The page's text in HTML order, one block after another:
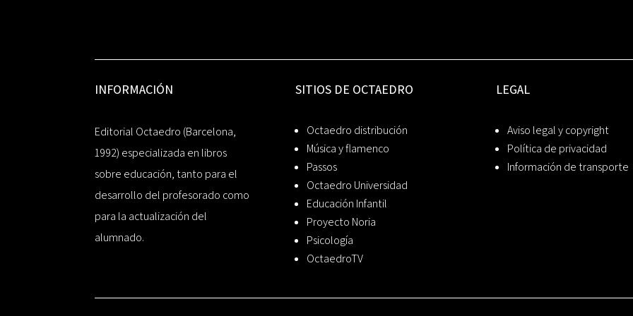
INFORMACIÓN
Editorial Octaedro (Barcelona,
1992) especializada en libros
sobre educación, tanto para el
desarrollo del profesorado como
para la actualización del
alumnado.
SITIOS DE OCTAEDRO
Octaedro distribución
Música y flamenco
Passos
Octaedro Universidad
Educación Infantil
Proyecto Noria
Psicología
OctaedroTV
LEGAL
Aviso legal y copyright
Política de privacidad
Información de transporte